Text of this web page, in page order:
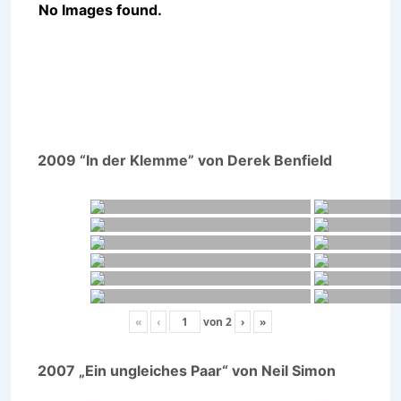
No Images found.
2009 “In der Klemme” von Derek Benfield
« ‹ von 2 › »
2007 „Ein ungleiches Paar“ von Neil Simon